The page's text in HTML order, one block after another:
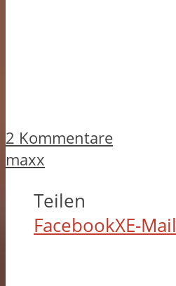
2 Kommentare
maxx
Teilen
FacebookXE-Mail